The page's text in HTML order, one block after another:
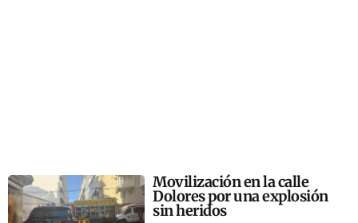
Movilización en la calle
Dolores por una explosión
sin heridos